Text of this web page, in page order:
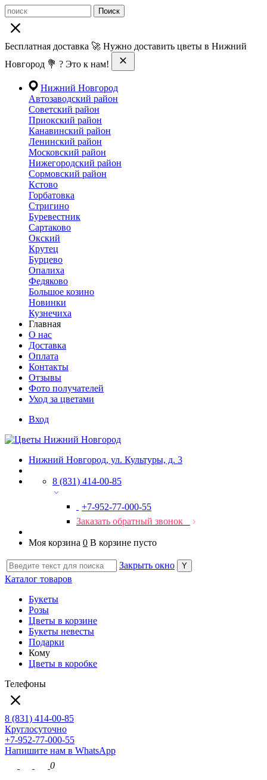
Поиск
Бесплатная доставка 🚀 Нужно доставить цветы в Нижний
Новгород 💐 ? Это к нам!
Нижний Новгород
Автозаводский район
Советский район
Приокский район
Канавинский район
Ленинский район
Московский район
Нижегородский район
Сормовский район
Кстово
Горбатовка
Стригино
Буревестник
Сартаково
Окский
Крутец
Бурцево
Опалиха
Федяково
Большое козино
Новинки
Кузнечиха
Главная
О нас
Доставка
Оплата
Контакты
Отзывы
Фото получателей
Уход за цветами
Вход
Нижний Новгород, ул. Культуры, д. 3
8 (831) 414-00-85
+7-952-77-000-55
Заказать обратный звонок
Моя корзина 0 В корзине пусто
Закрыть окно
Каталог товаров
Букеты
Розы
Цветы в корзине
Букеты невесты
Подарки
Кому
Цветы в коробке
Телефоны
8 (831) 414-00-85
Круглосуточно
+7-952-77-000-55
Напишите нам в WhatsApp
0